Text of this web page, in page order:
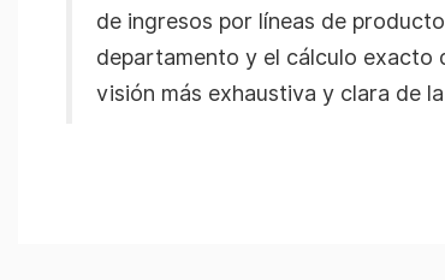
de ingresos por líneas de
departamento y el cálculo exacto
visión más exhaustiva y clara de